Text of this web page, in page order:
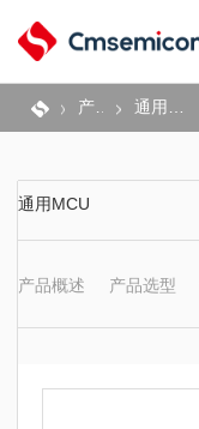
通用MCU
产品概述 产品选型